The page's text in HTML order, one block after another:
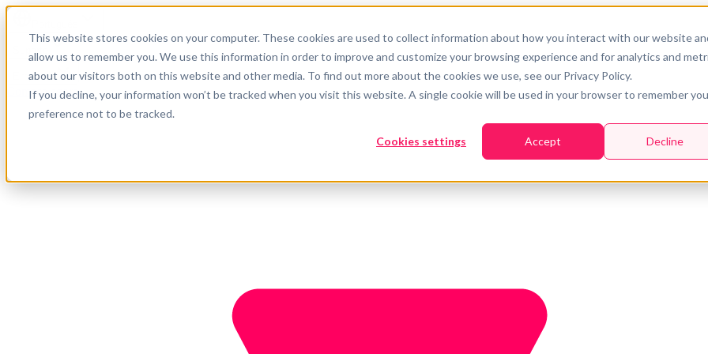
This website stores cookies on your computer. These cookies are used to collect information about how you interact with our website
allow us to remember you. We use this information in order to improve and customize your browsing experience and for analytics and
about our visitors both on this website and other media. To find out more about the cookies we use, see our Privacy Policy.
If you decline, your information won’t be tracked when you visit this website. A single cookie will be used in your browser to remember
preference not to be tracked.
Cookies settings Accept Decline
Suporte
Empresa
Comece agora